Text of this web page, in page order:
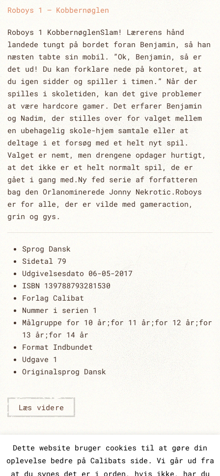
Roboys 1 – Kobbernøglen
Roboys 1 KobbernøglenSlam! Lærerens hånd
landede tungt på bordet foran Benjamin, så han
næsten tabte sin mobil. ”Ok, Benjamin, så er
det ud! Du kan forklare nede på kontoret, at
du igen sidder og spiller i timen.” Når der
spilles i skoletiden, kan det give problemer
at være hardcore gamer. Det erfarer Benjamin
og Nadim, der stilles over for valget mellem
en ubehagelig skole-hjem samtale eller at
deltage i et forsøg med et helt nyt spil.
Valget er nemt, men drengene opdager hurtigt,
at det ikke er et helt normalt spil, de er
gået i gang med.Ny fed serie af forfatteren
bag den Orlanominerede Jonny Nekrotic.Roboys
er for alle, der er vilde med gameraction,
grin og gys.
Sprog Dansk
Sidetal 79
Udgivelsesdato 06-05-2017
ISBN 139788793281530
Forlag Calibat
Nummer i serien 1
Målgruppe for 10 år;for 11 år;for 12 år;for
13 år;for 14 år
Format Indbundet
Udgave 1
Originalsprog Dansk
Læs videre
CALIBAT | ODENSEGADE 13, 3. TV | 2100
KØBENHAVN Ø | CVR 3203 2133 |
Dette website bruger cookies til at gøre din
oplevelse bedre på Calibats side. Vi går ud fra
at du synes det er i orden, hvis ikke, har du